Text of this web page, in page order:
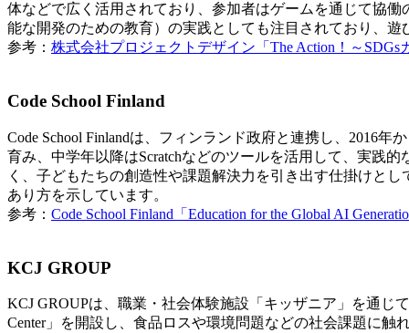
体などで広く活用されており、参加者はゲームを通じて協
能な開発のための教育）の実践としても注目されており、
参考： 株式会社プロジェクトデザイン「The Action！～SDGs
Code School Finland
Code School Finlandは、フィンランド政府と連携し、2016
育み、中学年以降はScratchなどのツールを活用して、実践
く、子どもたちの創造性や課題解決力を引き出す仕掛けと
あり方を示しています。
参考： Code School Finland「Education for the Global AI
KCJ GROUP
KCJ GROUPは、職業・社会体験施設「キッザニア」を通じ
Center」を開設し、食品ロスや環境問題などの社会課題に